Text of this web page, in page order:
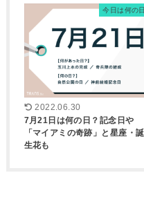
今日は何の日
2022.06.30
7月21日は何の日？記念日や
「マイアミの奇跡」と星座・誕
生花も